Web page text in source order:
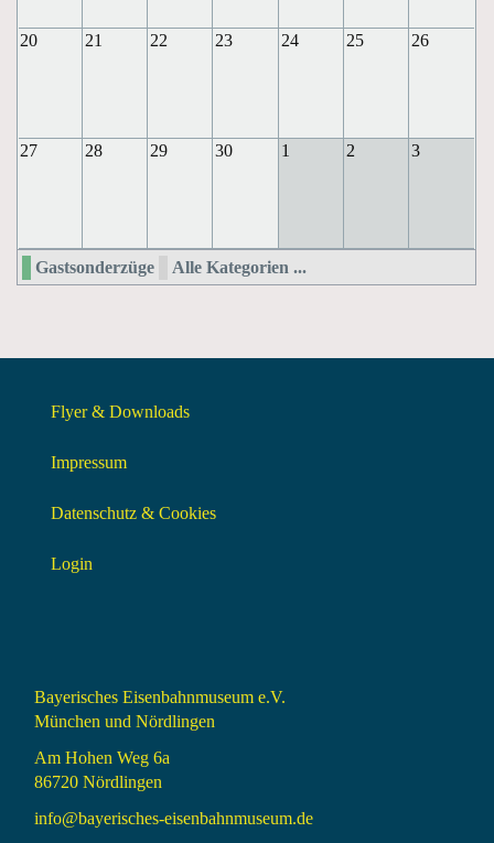
20 21 22 23 24 25 26
27 28 29 30 1 2 3
Gastsonderzüge Alle Kategorien ...
Flyer & Downloads
Impressum
Datenschutz & Cookies
Login
Bayerisches Eisenbahnmuseum e.V.
München und Nördlingen
Am Hohen Weg 6a
86720 Nördlingen
info@bayerisches-eisenbahnmuseum.de